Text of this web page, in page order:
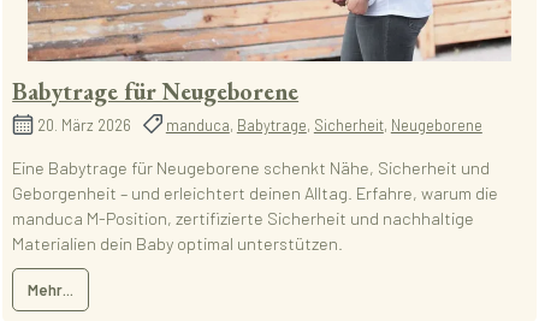
Babytrage für Neugeborene
20. März 2026 manduca, Babytrage, Sicherheit, Neugeborene
Eine Babytrage für Neugeborene schenkt Nähe, Sicherheit und
Geborgenheit – und erleichtert deinen Alltag. Erfahre, warum die
manduca M-Position, zertifizierte Sicherheit und nachhaltige
Materialien dein Baby optimal unterstützen.
Mehr...